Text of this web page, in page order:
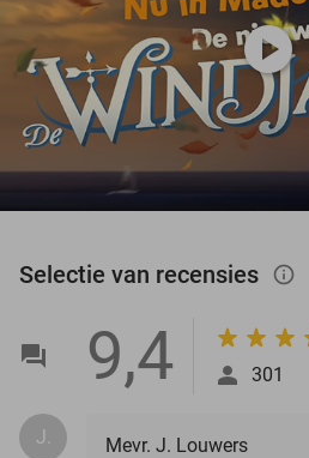
play_circle
Selectie van recensies info_outlined
9,4 301
J.
Mevr. J. Louwers